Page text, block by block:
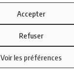
Accepter
Refuser
Voir les préférences